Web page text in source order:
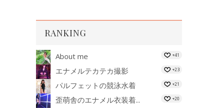
RANKING
About me +41
エナメルテカテカ撮影 +23
パルフェットの競泳水着 +21
歪萌舎のエナメル衣装着... +20